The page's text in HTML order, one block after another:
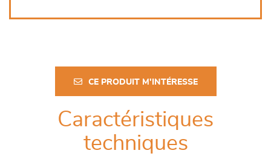
CE PRODUIT M'INTÉRESSE
Caractéristiques
techniques